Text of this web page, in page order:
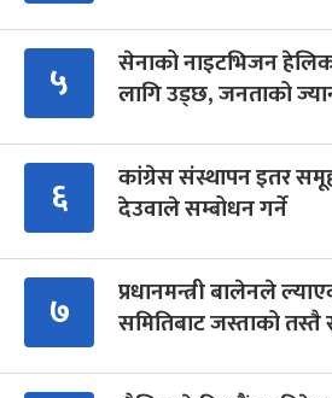
५
सेनाको नाइटभिजन
लागि उड्छ, जनताको
६
कांग्रेस संस्थापन इतर
देउवाले सम्बोधन गर्ने
७
प्रधानमन्त्री बालेनले
समितिबाट जस्ताको